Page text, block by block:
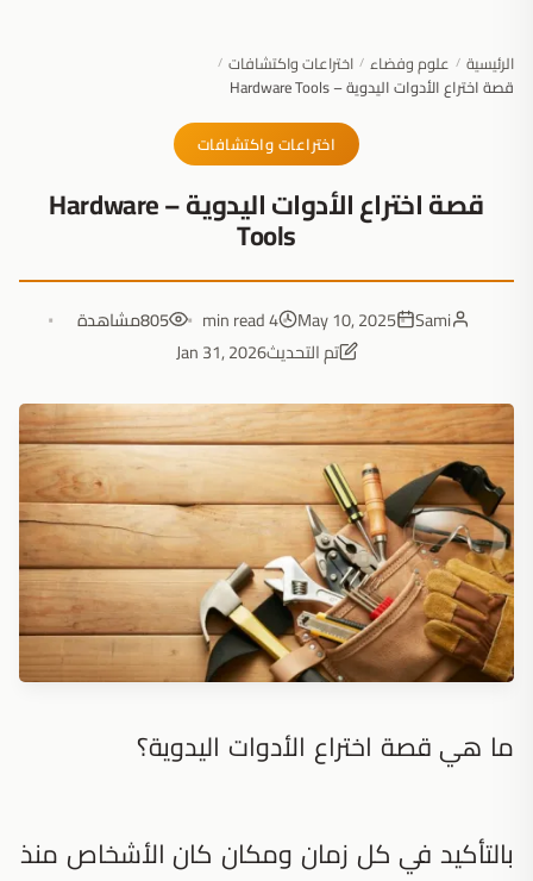
الرئيسية / علوم وفضاء / اختراعات واكتشافات /
قصة اختراع الأدوات اليدوية – Hardware Tools
اختراعات واكتشافات
قصة اختراع الأدوات اليدوية – Hardware
Tools
Sami
May 10, 2025
4 min read
805مشاهدة
تم التحديثJan 31, 2026
ما هي قصة اختراع الأدوات اليدوية؟
بالتأكيد في كل زمان ومكان كان الأشخاص منذ